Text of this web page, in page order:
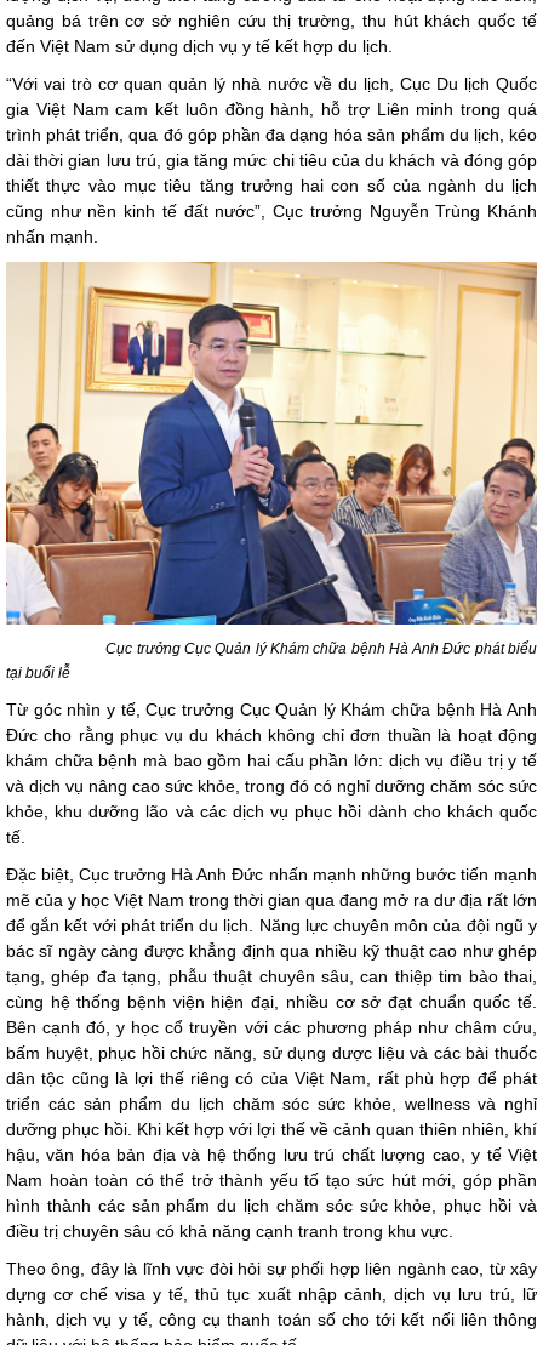
quảng bá trên cơ sở nghiên cứu thị trường, thu hút khách quốc tế
đến Việt Nam sử dụng dịch vụ y tế kết hợp du lịch.
“Với vai trò cơ quan quản lý nhà nước về du lịch, Cục Du lịch Quốc
gia Việt Nam cam kết luôn đồng hành, hỗ trợ Liên minh trong quá
trình phát triển, qua đó góp phần đa dạng hóa sản phẩm du lịch, kéo
dài thời gian lưu trú, gia tăng mức chi tiêu của du khách và đóng góp
thiết thực vào mục tiêu tăng trưởng hai con số của ngành du lịch
cũng như nền kinh tế đất nước”, Cục trưởng Nguyễn Trùng Khánh
nhấn mạnh.
Cục trưởng Cục Quản lý Khám chữa bệnh Hà Anh Đức phát biểu
tại buổi lễ
Từ góc nhìn y tế, Cục trưởng Cục Quản lý Khám chữa bệnh Hà Anh
Đức cho rằng phục vụ du khách không chỉ đơn thuần là hoạt động
khám chữa bệnh mà bao gồm hai cấu phần lớn: dịch vụ điều trị y tế
và dịch vụ nâng cao sức khỏe, trong đó có nghỉ dưỡng chăm sóc sức
khỏe, khu dưỡng lão và các dịch vụ phục hồi dành cho khách quốc
tế.
Đặc biệt, Cục trưởng Hà Anh Đức nhấn mạnh những bước tiến mạnh
mẽ của y học Việt Nam trong thời gian qua đang mở ra dư địa rất lớn
để gắn kết với phát triển du lịch. Năng lực chuyên môn của đội ngũ y
bác sĩ ngày càng được khẳng định qua nhiều kỹ thuật cao như ghép
tạng, ghép đa tạng, phẫu thuật chuyên sâu, can thiệp tim bào thai,
cùng hệ thống bệnh viện hiện đại, nhiều cơ sở đạt chuẩn quốc tế.
Bên cạnh đó, y học cổ truyền với các phương pháp như châm cứu,
bấm huyệt, phục hồi chức năng, sử dụng dược liệu và các bài thuốc
dân tộc cũng là lợi thế riêng có của Việt Nam, rất phù hợp để phát
triển các sản phẩm du lịch chăm sóc sức khỏe, wellness và nghỉ
dưỡng phục hồi. Khi kết hợp với lợi thế về cảnh quan thiên nhiên, khí
hậu, văn hóa bản địa và hệ thống lưu trú chất lượng cao, y tế Việt
Nam hoàn toàn có thể trở thành yếu tố tạo sức hút mới, góp phần
hình thành các sản phẩm du lịch chăm sóc sức khỏe, phục hồi và
điều trị chuyên sâu có khả năng cạnh tranh trong khu vực.
Theo ông, đây là lĩnh vực đòi hỏi sự phối hợp liên ngành cao, từ xây
dựng cơ chế visa y tế, thủ tục xuất nhập cảnh, dịch vụ lưu trú, lữ
hành, dịch vụ y tế, công cụ thanh toán số cho tới kết nối liên thông